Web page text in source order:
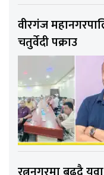
वीरगंज
चतुर्वेदी पक्राउ